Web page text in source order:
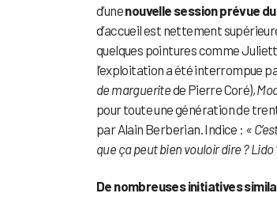
d’unenouvelle session prévue
d’accueil est nettement
quelques pointures comme
l’exploitation a été interrompue
de margueritede Pierre Coré),
pour toute une génération de
par Alain Berberian. Indice : «
que ça peut bien vouloir dire ?
De nombreuses initiatives